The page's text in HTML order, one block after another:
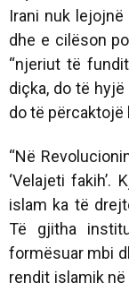
Irani nuk
dhe e cilëson
“njeriut të
diçka, do të
do të përcaktojë
“Në
‘Velajeti
islam ka të
Të gjitha
formësuar mbi
rendit islamik